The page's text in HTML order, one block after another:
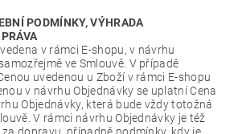
PODMÍNKY, VÝHRADA
v rámci E-shopu, v návrhu
ve Smlouvě. V případě
uvedenou u Zboží v rámci E-shopu
v návrhu Objednávky se uplatní Cena
Objednávky, která bude vždy totožná
V rámci návrhu Objednávky je též